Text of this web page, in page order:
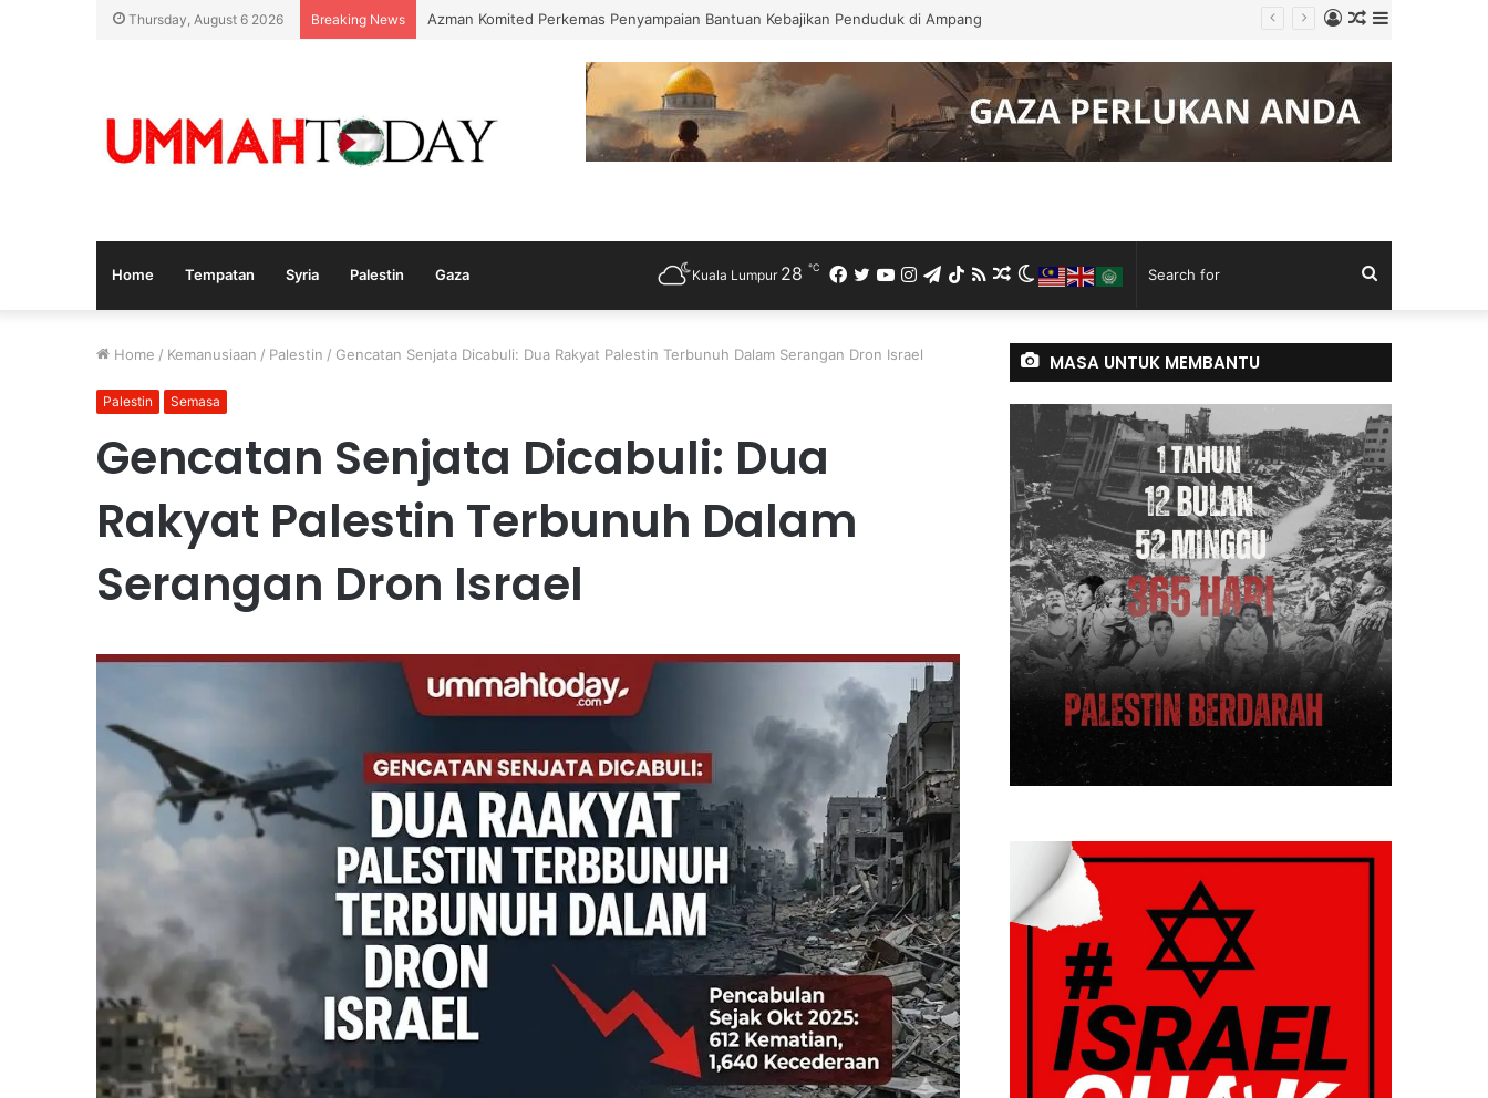
Thursday, August 6 2026 Breaking News Azman Komited Perkemas Penyampaian Bantuan Kebajikan Penduduk di Ampang
Random
Article
Log
In
Home Tempatan Syria Palestin Gaza
for
Switch
skin
Random
Article
RSS
TikTok
Telegram
Instagram
YouTube
Twitter
Facebook
Kuala Lumpur 28 ℃
Home / Kemanusiaan / Palestin / Gencatan Senjata Dicabuli: Dua Rakyat Palestin Terbunuh Dalam Serangan Dron Israel
Palestin Semasa
Gencatan Senjata Dicabuli: Dua
Rakyat Palestin Terbunuh Dalam
Serangan Dron Israel
MASA UNTUK MEMBANTU